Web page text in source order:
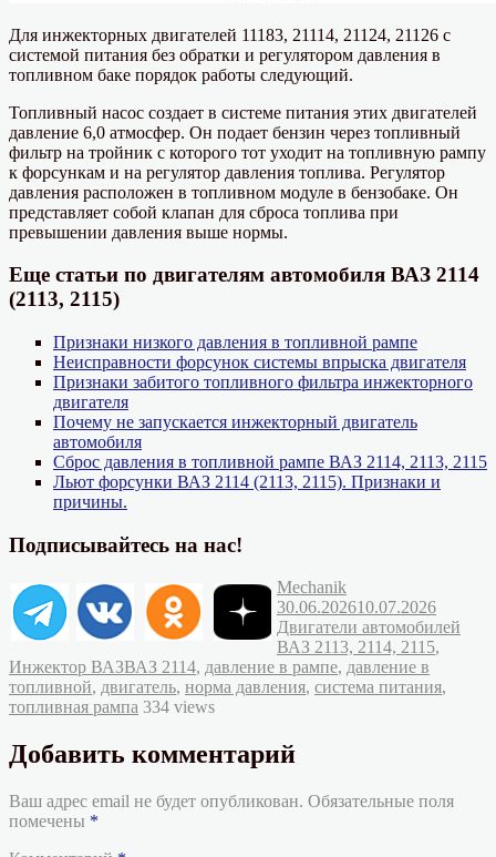
Для инжекторных двигателей 11183, 21114, 21124, 21126 с
системой питания без обратки и регулятором давления в
топливном баке порядок работы следующий.
Топливный насос создает в системе питания этих двигателей
давление 6,0 атмосфер. Он подает бензин через топливный
фильтр на тройник с которого тот уходит на топливную рампу
к форсункам и на регулятор давления топлива. Регулятор
давления расположен в топливном модуле в бензобаке. Он
представляет собой клапан для сброса топлива при
превышении давления выше нормы.
Еще статьи по двигателям автомобиля ВАЗ 2114
(2113, 2115)
Признаки низкого давления в топливной рампе
Неисправности форсунок системы впрыска двигателя
Признаки забитого топливного фильтра инжекторного
двигателя
Почему не запускается инжекторный двигатель
автомобиля
Сброс давления в топливной рампе ВАЗ 2114, 2113, 2115
Льют форсунки ВАЗ 2114 (2113, 2115). Признаки и
причины.
Подписывайтесь на нас!
Автор
MechanikОпубликовано
30.06.202610.07.2026
Двигатели автомобилей
ВАЗ 2113, 2114, 2115,
Инжектор ВАЗМетки
ВАЗ 2114, давление в рампе, давление в
топливной, двигатель, норма давления, система питания,
топливная рампа 334 views
Добавить комментарий
Ваш адрес email не будет опубликован. Обязательные поля
помечены *